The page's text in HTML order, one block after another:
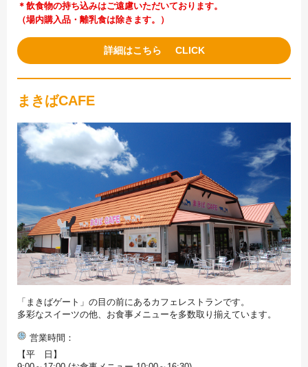
＊飲食物の持ち込みはご遠慮いただいております。
（場内購入品・離乳食は除きます。）
詳細はこちら
まきばCAFE
「まきばゲート」の目の前にあるカフェレストランです。
多彩なスイーツの他、お食事メニューを多数取り揃えています。
営業時間
【平 日】